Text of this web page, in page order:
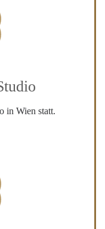
in Wien statt.